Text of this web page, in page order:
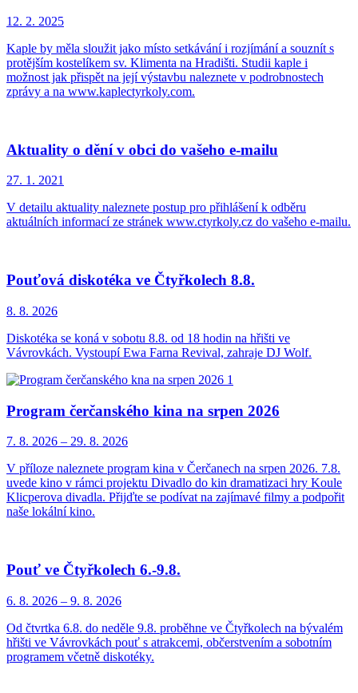
12. 2. 2025
Kaple by měla sloužit jako místo setkávání i rozjímání a souznít s
protějším kostelíkem sv. Klimenta na Hradišti. Studii kaple i
možnost jak přispět na její výstavbu naleznete v podrobnostech
zprávy a na www.kaplectyrkoly.com.
Aktuality o dění v obci do vašeho e-mailu
27. 1. 2021
V detailu aktuality naleznete postup pro přihlášení k odběru
aktuálních informací ze stránek www.ctyrkoly.cz do vašeho e-mailu.
Pouťová diskotéka ve Čtyřkolech 8.8.
8. 8. 2026
Diskotéka se koná v sobotu 8.8. od 18 hodin na hřišti ve
Vávrovkách. Vystoupí Ewa Farna Revival, zahraje DJ Wolf.
Program čerčanského kina na srpen 2026
7. 8. 2026 – 29. 8. 2026
V příloze naleznete program kina v Čerčanech na srpen 2026. 7.8.
uvede kino v rámci projektu Divadlo do kin dramatizaci hry Koule
Klicperova divadla. Přijďte se podívat na zajímavé filmy a podpořit
naše lokální kino.
Pouť ve Čtyřkolech 6.-9.8.
6. 8. 2026 – 9. 8. 2026
Od čtvrtka 6.8. do neděle 9.8. proběhne ve Čtyřkolech na bývalém
hřišti ve Vávrovkách pouť s atrakcemi, občerstvením a sobotním
programem včetně diskotéky.